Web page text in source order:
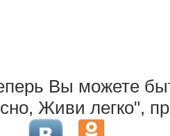
Вы можете
Живи легко",